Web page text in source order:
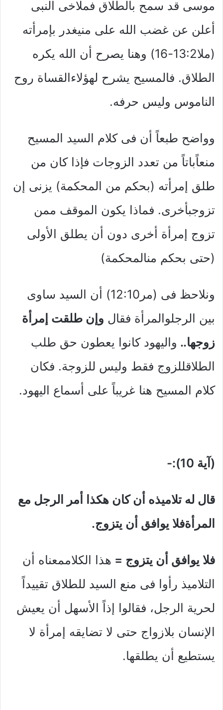
موسى قد سمح بالطلاق فملاخى النبى
أعلن عن غضب الله على منيغدر بإمرأته
(ملا13:2-16) وهنا يصرح أن الله يكره
الطلاق. فالمسيح يشرح لهؤلاءالقساة روح
الناموس وليس حرفه.
وواضح طبعاً أن فى كلام السيد المسيح
منعاًباتاً من تعدد الزوجات فإذا كان من
طلق إمرأته (بحكم من المحكمة) يزنى إن
تزوجبأخرى. فماذا يكون الموقف ممن
تزوج إمرأة أخرى دون أن يطلق الأولى
(حتى بحكم منالمحكمة)
ونلاحظ فى (مر12:10) أن السيد ساوى
بين الرجلوالمرأة فقال وإن طلقت إمرأة
زوجها.. واليهود كانوا يعطون حق طلب
الطلاقللزوج فقط وليس للزوجة. فكان
كلام المسيح هنا غريباً على أسماع اليهود.
(آية 10):-
قال له تلاميذه أن كان هكذا أمر الرجل مع
المرأةفلا يوافق أن يتزوج.
فلا يوافق أن يتزوج = هذا الكلاممعناه أن
التلاميذ رأوا فى منع السيد للطلاق تقييداً
لحرية الرجل، فقالوا إذاً الأسهل أن يعيش
الإنسان بلازواج حتى لا تضايقه إمرأة لا
يستطيع أن يطلقها.